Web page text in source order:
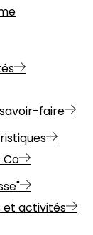
faire
Co
et activités